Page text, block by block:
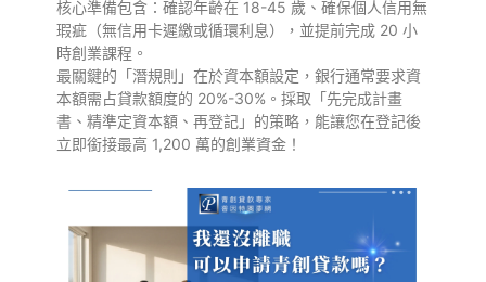
核心準備包含：確認年齡在 18-45 歲、確保個人信用無
瑕疵（無信用卡遲繳或循環利息），並提前完成 20 小
時創業課程。
最關鍵的「潛規則」在於資本額設定，銀行通常要求資
本額需占貸款額度的 20%-30%。採取「先完成計畫
書、精準定資本額、再登記」的策略，能讓您在登記後
立即銜接最高 1,200 萬的創業資金！